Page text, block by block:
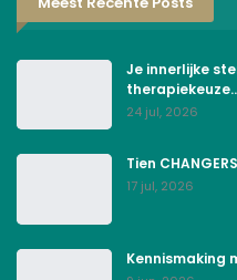
Je innerlijke
24 jul, 2026
Tien
17 jul, 2026
Kennismaking